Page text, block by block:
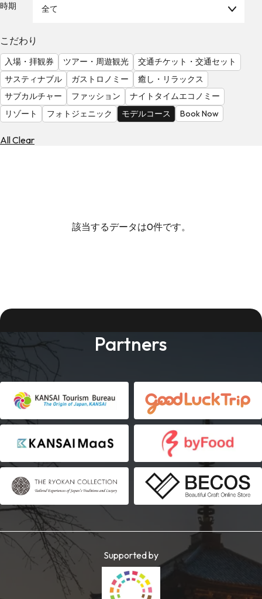
る
気
を
見
る
時期 全て
こだわり
入場・拝観券 ツアー・周遊観光
交通チケット・交通セット
サスティナブル
ガストロノミー
癒し・リラックス
サブカルチャー
ファッション
ナイトタイムエコノミー
リゾート
フォトジェニック モデルコース Book Now
All Clear
該当するデータは0件です。
Partners
Supported by